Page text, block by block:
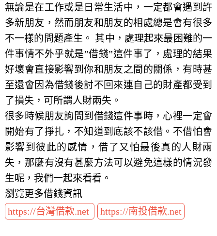
無論是在工作或是日常生活中，一定都會遇到許
多新朋友，然而朋友和朋友的相處總是會有很多
不一樣的問題產生。 其中，處理起來最困難的一
件事情不外乎就是”借錢”這件事了，處理的結果
好壞會直接影響到你和朋友之間的關係，有時甚
至還會因為借錢後討不回來連自己的財產都受到
了損失，可所謂人財兩失。
很多時候朋友詢問到借錢這件事時，心裡一定會
開始有了掙扎，不知道到底該不該借。不借怕會
影響到彼此的感情，借了又怕最後真的人財兩
失，那麼有沒有甚麼方法可以避免這樣的情況發
生呢，我們一起來看看。
瀏覽更多借錢資訊
https://台灣借款.net
https://南投借款.net